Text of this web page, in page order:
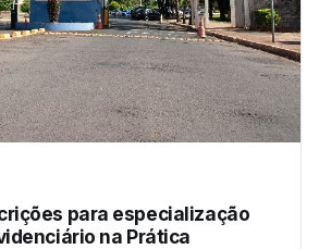
para especialização
na Prática